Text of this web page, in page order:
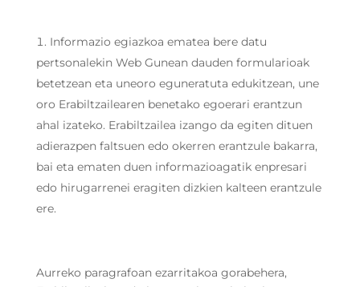
Informazio egiazkoa ematea bere datu
pertsonalekin Web Gunean dauden formularioak
betetzean eta uneoro eguneratuta edukitzean, une
oro Erabiltzailearen benetako egoerari erantzun
ahal izateko. Erabiltzailea izango da egiten dituen
adierazpen faltsuen edo okerren erantzule bakarra,
bai eta ematen duen informazioagatik enpresari
edo hirugarrenei eragiten dizkien kalteen erantzule
ere.
Aurreko paragrafoan ezarritakoa gorabehera,